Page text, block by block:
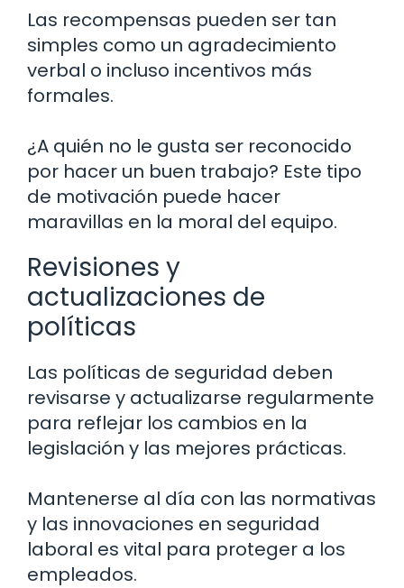
Las recompensas pueden ser tan
simples como un agradecimiento
verbal o incluso incentivos más
formales.
¿A quién no le gusta ser reconocido
por hacer un buen trabajo? Este tipo
de motivación puede hacer
maravillas en la moral del equipo.
Revisiones y
actualizaciones de
políticas
Las políticas de seguridad deben
revisarse y actualizarse regularmente
para reflejar los cambios en la
legislación y las mejores prácticas.
Mantenerse al día con las normativas
y las innovaciones en seguridad
laboral es vital para proteger a los
empleados.